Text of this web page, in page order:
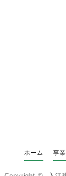
ホーム 事